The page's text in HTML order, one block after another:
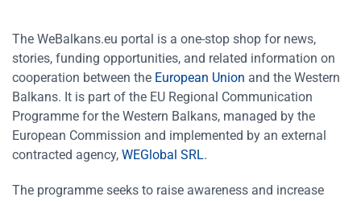
The WeBalkans.eu portal is a one-stop shop for news,
stories, funding opportunities, and related information on
cooperation between the European Union and the Western
Balkans. It is part of the EU Regional Communication
Programme for the Western Balkans, managed by the
European Commission and implemented by an external
contracted agency, WEGlobal SRL.
The programme seeks to raise awareness and increase